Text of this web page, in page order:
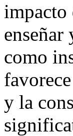
impacto
como
y la